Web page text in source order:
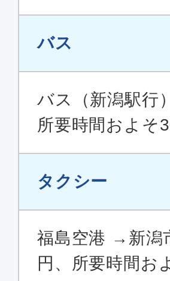
バス
バス（新潟駅行
所要時間およそ
タクシー
福島空港 →新潟
円、所要時間お